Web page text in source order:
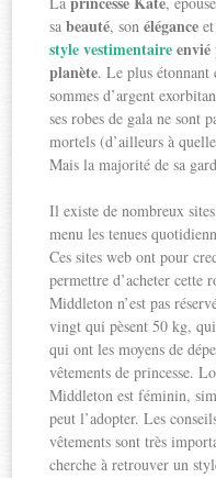
sabeauté, sonélégance
style vestimentaireenvié
planète. Le plus étonnant
sommes d’argent
ses robes de gala ne sont
mortels (d’ailleurs à
Mais la majorité de sa
Il existe de nombreux
menu les tenues
Ces sites web ont pour
permettre d’acheter cette
Middleton n’est pas
vingt qui pèsent 50 kg,
qui ont les moyens de
vêtements de princesse.
Middleton est féminin,
peut l’adopter. Les
vêtements sont très
cherche à retrouver un